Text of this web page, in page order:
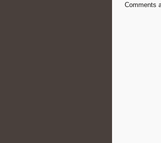
Comments